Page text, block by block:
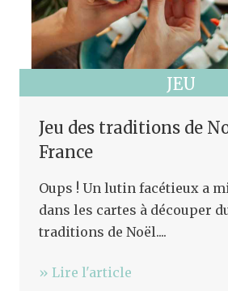
JEU
Jeu des traditions de
France
Oups ! Un lutin facétieux a
dans les cartes à découper
traditions de Noël....
» Lire l'article